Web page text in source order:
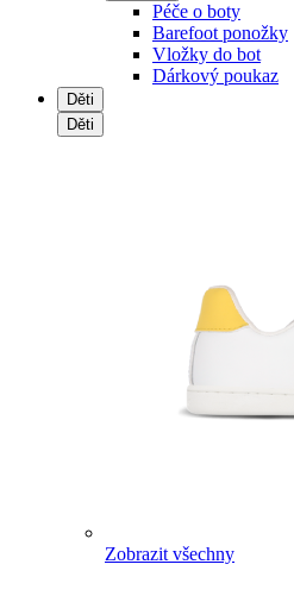
Péče o boty
Barefoot ponožky
Vložky do bot
Dárkový poukaz
Děti
Děti
Zobrazit všechny